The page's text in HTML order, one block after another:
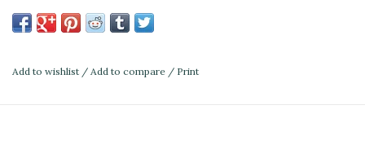
Add to wishlist / Add to compare / Print